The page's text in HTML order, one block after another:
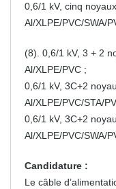
0,6/1 kV, cinq
Al/XLPE/PVC/SWA/
(8). 0,6/1 kV, 3 + 2
Al/XLPE/PVC ;
0,6/1 kV, 3C+2
Al/XLPE/PVC/STA/
0,6/1 kV, 3C+2
Al/XLPE/PVC/SWA/
Candidature :
Le câble